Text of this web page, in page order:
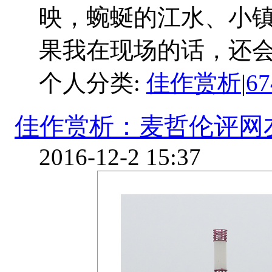
映，蜿蜒的江水、小
果我在现场的话，还
个人分类: 佳作赏析|
佳作赏析：麦哲伦评网
2016-12-2 15:37